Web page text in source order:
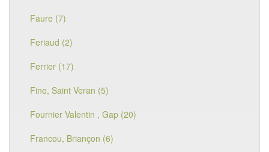
Faure (7)
Feriaud (2)
Ferrier (17)
Fine, Saint Veran (5)
Fournier Valentin , Gap (20)
Francou, Briançon (6)